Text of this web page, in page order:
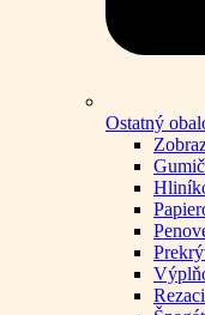
Ostatný